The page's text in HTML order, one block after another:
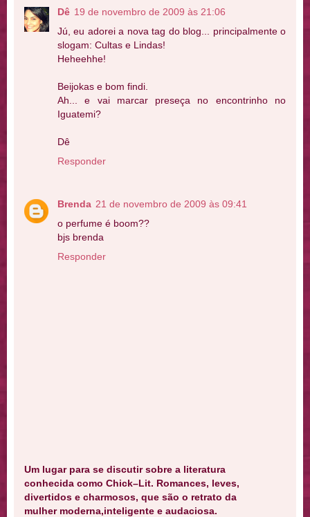
Dê 19 de novembro de 2009 às 21:06
Jú, eu adorei a nova tag do blog... principalmente o
slogam: Cultas e Lindas!
Heheehhe!
Beijokas e bom findi.
Ah... e vai marcar preseça no encontrinho no
Iguatemi?
Dê
Responder
Brenda 21 de novembro de 2009 às 09:41
o perfume é boom??
bjs brenda
Responder
Um lugar para se discutir sobre a literatura
conhecida como Chick–Lit. Romances, leves,
divertidos e charmosos, que são o retrato da
mulher moderna,inteligente e audaciosa.